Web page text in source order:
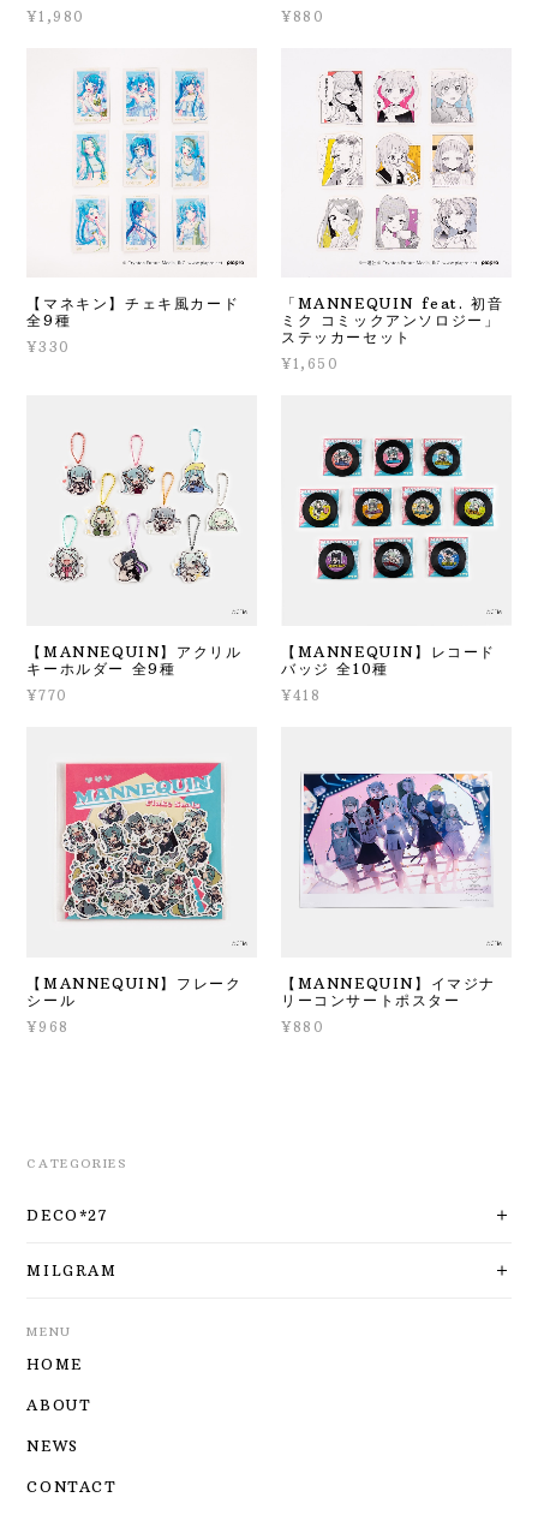
¥1,980 ¥880
【マネキン】チェキ風カード
全9種
¥330
「MANNEQUIN feat. 初音
ミク コミックアンソロジー」
ステッカーセット
¥1,650
【MANNEQUIN】アクリル
キーホルダー 全9種
¥770
【MANNEQUIN】レコード
バッジ 全10種
¥418
【MANNEQUIN】フレーク
シール
¥968
【MANNEQUIN】イマジナ
リーコンサートポスター
¥880
CATEGORIES
DECO*27
MILGRAM
MENU
HOME
ABOUT
NEWS
CONTACT